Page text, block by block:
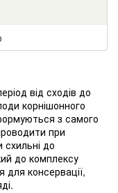
від сходів до
корнішонного
з самого
при
до
до комплексу
для консервації,